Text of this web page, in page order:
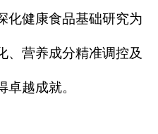
化健康食品基础研究为
、营养成分精准调控及
越成就。